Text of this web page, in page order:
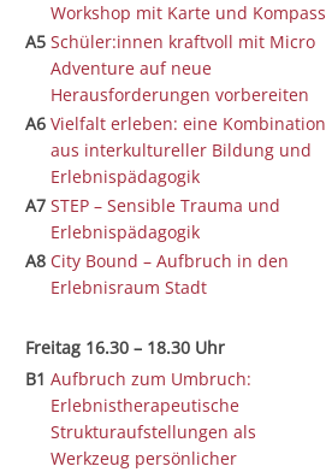
Workshop mit Karte und Kompass
A5 Schüler:innen kraftvoll mit Micro
Adventure auf neue
Herausforderungen vorbereiten
A6 Vielfalt erleben: eine Kombination
aus interkultureller Bildung und
Erlebnispädagogik
A7 STEP – Sensible Trauma und
Erlebnispädagogik
A8 City Bound – Aufbruch in den
Erlebnisraum Stadt
Freitag 16.30 – 18.30 Uhr
B1 Aufbruch zum Umbruch:
Erlebnistherapeutische
Strukturaufstellungen als
Werkzeug persönlicher